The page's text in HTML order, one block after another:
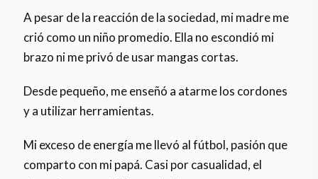
A pesar de la reacción de la sociedad, mi madre me
crió como un niño promedio. Ella no escondió mi
brazo ni me privó de usar mangas cortas.
Desde pequeño, me enseñó a atarme los cordones
y a utilizar herramientas.
Mi exceso de energía me llevó al fútbol, ​​pasión que
comparto con mi papá. Casi por casualidad, el